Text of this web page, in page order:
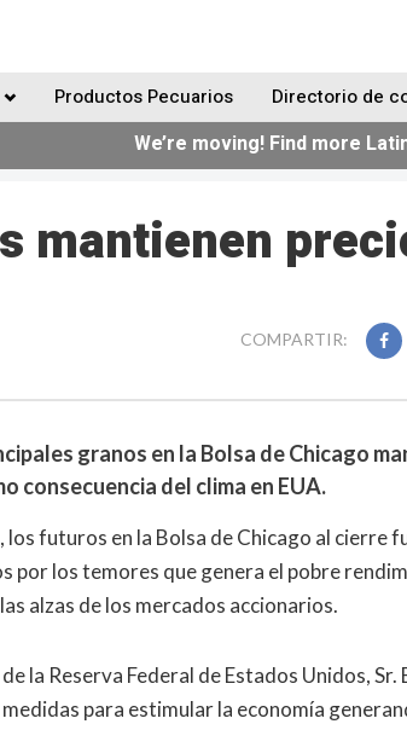
Productos Pecuarios Directorio de
We’re moving! Find more
mantienen
COMPARTIR:
granos en la Bolsa de Chicago
consecuencia del clima en EUA.
los futuros en la Bolsa de Chicago al cierre
por los temores que genera el pobre
alzas de los mercados accionarios.
la Reserva Federal de Estados Unidos, Sr.
para estimular la economía